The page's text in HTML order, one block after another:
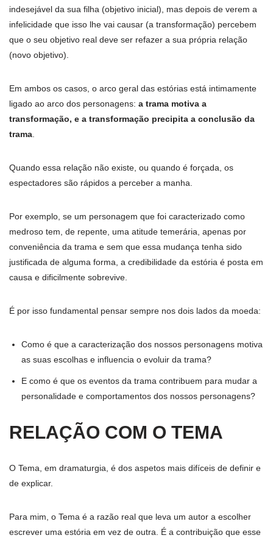
indesejável da sua filha (objetivo inicial), mas depois de verem a
infelicidade que isso lhe vai causar (a transformação) percebem
que o seu objetivo real deve ser refazer a sua própria relação
(novo objetivo).
Em ambos os casos, o arco geral das estórias está intimamente
ligado ao arco dos personagens: a trama motiva a
transformação, e a transformação precipita a conclusão da
trama
Quando essa relação não existe, ou quando é forçada, os
espectadores são rápidos a perceber a manha.
Por exemplo, se um personagem que foi caracterizado como
medroso tem, de repente, uma atitude temerária, apenas por
conveniência da trama e sem que essa mudança tenha sido
justificada de alguma forma, a credibilidade da estória é posta em
causa e dificilmente sobrevive.
É por isso fundamental pensar sempre nos dois lados da moeda:
Como é que a caracterização dos nossos personagens motiva
as suas escolhas e influencia o evoluir da trama?
E como é que os eventos da trama contribuem para mudar a
personalidade e comportamentos dos nossos personagens?
RELAÇÃO COM O TEMA
O Tema, em dramaturgia, é dos aspetos mais difíceis de definir e
de explicar.
Para mim, o Tema é a razão real que leva um autor a escolher
escrever uma estória em vez de outra. É a contribuição que esse